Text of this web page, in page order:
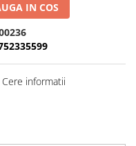
IN COS
informatii